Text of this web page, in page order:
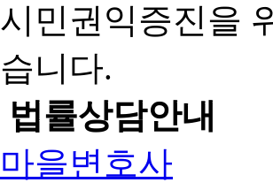
시민권익증진을
습니다.
법률상담안내
마을변호사